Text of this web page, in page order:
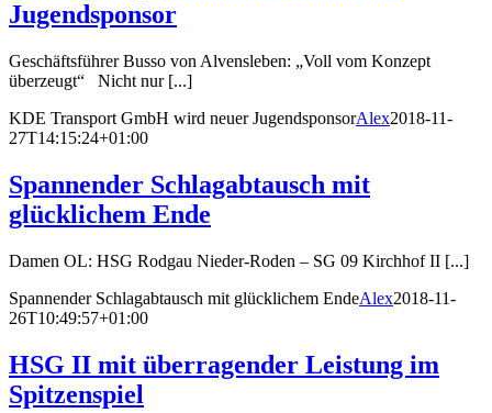
Jugendsponsor
Geschäftsführer Busso von Alvensleben: „Voll vom Konzept
überzeugt“ Nicht nur [...]
KDE Transport GmbH wird neuer JugendsponsorAlex2018-11-
27T14:15:24+01:00
Spannender Schlagabtausch mit
glücklichem Ende
Damen OL: HSG Rodgau Nieder-Roden – SG 09 Kirchhof II [...]
Spannender Schlagabtausch mit glücklichem EndeAlex2018-11-
26T10:49:57+01:00
HSG II mit überragender Leistung im
Spitzenspiel